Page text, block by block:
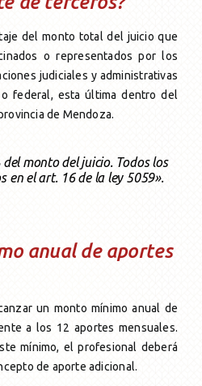
del monto total del juicio que
o representados por los
judiciales y administrativas
federal, esta última dentro del
de Mendoza.
del monto del juicio. Todos los
en el art. 16 de la ley 5059».
anual de aportes
un monto mínimo anual de
a los 12 aportes mensuales.
mínimo, el profesional deberá
de aporte adicional.